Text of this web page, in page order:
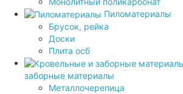
Пиломатериалы
Брусок, рейка
Доски
Плита осб
заборные материалы
Металлочерепица